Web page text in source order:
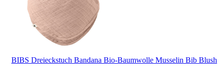
BIBS Dreieckstuch Bandana Bio-Baumwolle Musselin Bib Blush